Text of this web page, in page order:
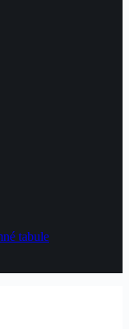
tabule